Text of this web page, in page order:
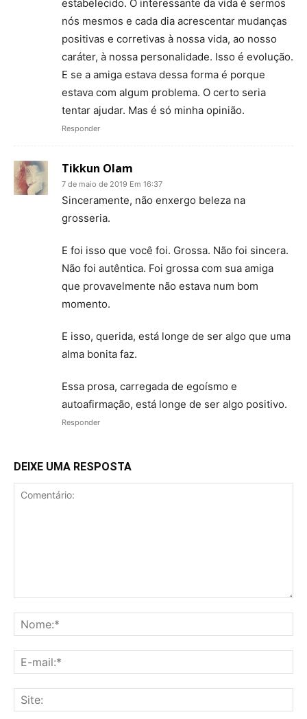
estabelecido. O interessante da vida é sermos
nós mesmos e cada dia acrescentar mudanças
positivas e corretivas à nossa vida, ao nosso
caráter, à nossa personalidade. Isso é evolução.
E se a amiga estava dessa forma é porque
estava com algum problema. O certo seria
tentar ajudar. Mas é só minha opinião.
Responder
Tikkun Olam
7 de maio de 2019 Em 16:37
Sinceramente, não enxergo beleza na
grosseria.
E foi isso que você foi. Grossa. Não foi sincera.
Não foi autêntica. Foi grossa com sua amiga
que provavelmente não estava num bom
momento.
E isso, querida, está longe de ser algo que uma
alma bonita faz.
Essa prosa, carregada de egoísmo e
autoafirmação, está longe de ser algo positivo.
Responder
DEIXE UMA RESPOSTA